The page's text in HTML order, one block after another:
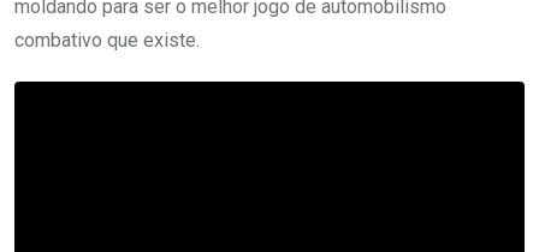
moldando para ser o melhor jogo de automobilismo
combativo que existe.